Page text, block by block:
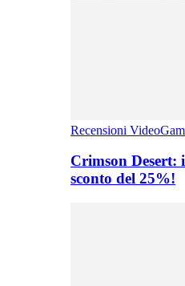
Recensioni
Crimson Desert:
sconto del 25%!